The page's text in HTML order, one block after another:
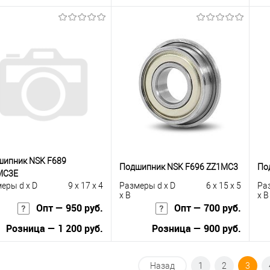
Купить в 1
К
сравнению
Купить в 1
К
сравнению
В избранное
Под заказ
NSK F689
d x D
9 x 17 x 4
Опт — 950 руб.
Розница — 1 200 руб.
Подшипник NSK F696 ZZ1MC3
Размеры d x D
x B
6 x 15 x 5
Опт — 700 руб.
Розница — 900 руб.
В корзину
x B
Назад 1 2 3